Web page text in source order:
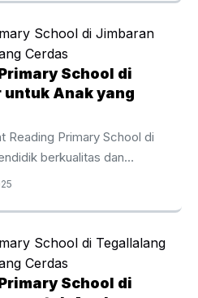
through personalized
learning pace. Moreover
education pathways including
curricula. Therefore a
children stay focused while
same time tutors ...
School di
untuk Anak yang
Reading Primary School di
berkualitas dan
minat baca anak
Reading Primary School di
bijak untuk mendorong anak
memahami teks dalam
ini didesain agar proses
School di